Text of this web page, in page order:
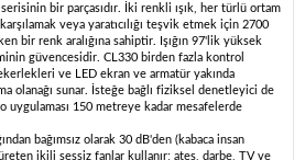
serisinin bir parçasıdır. İki renkli ışık, her türlü ortam
veya yaratıcılığı teşvik etmek için 2700
bir renk aralığına sahiptir. Işığın 97'lik yüksek
güvencesidir. CL330 birden fazla kontrol
ve LED ekran ve armatür yakında
olanağı sunar. İsteğe bağlı fiziksel denetleyici de
uygulaması 150 metreye kadar mesafelerde
bağımsız olarak 30 dB'den (kabaca insan
üreten ikili sessiz fanlar kullanır; ateş, darbe, TV ve